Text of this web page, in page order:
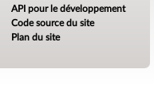
API pour le développement
Code source du site
Plan du site